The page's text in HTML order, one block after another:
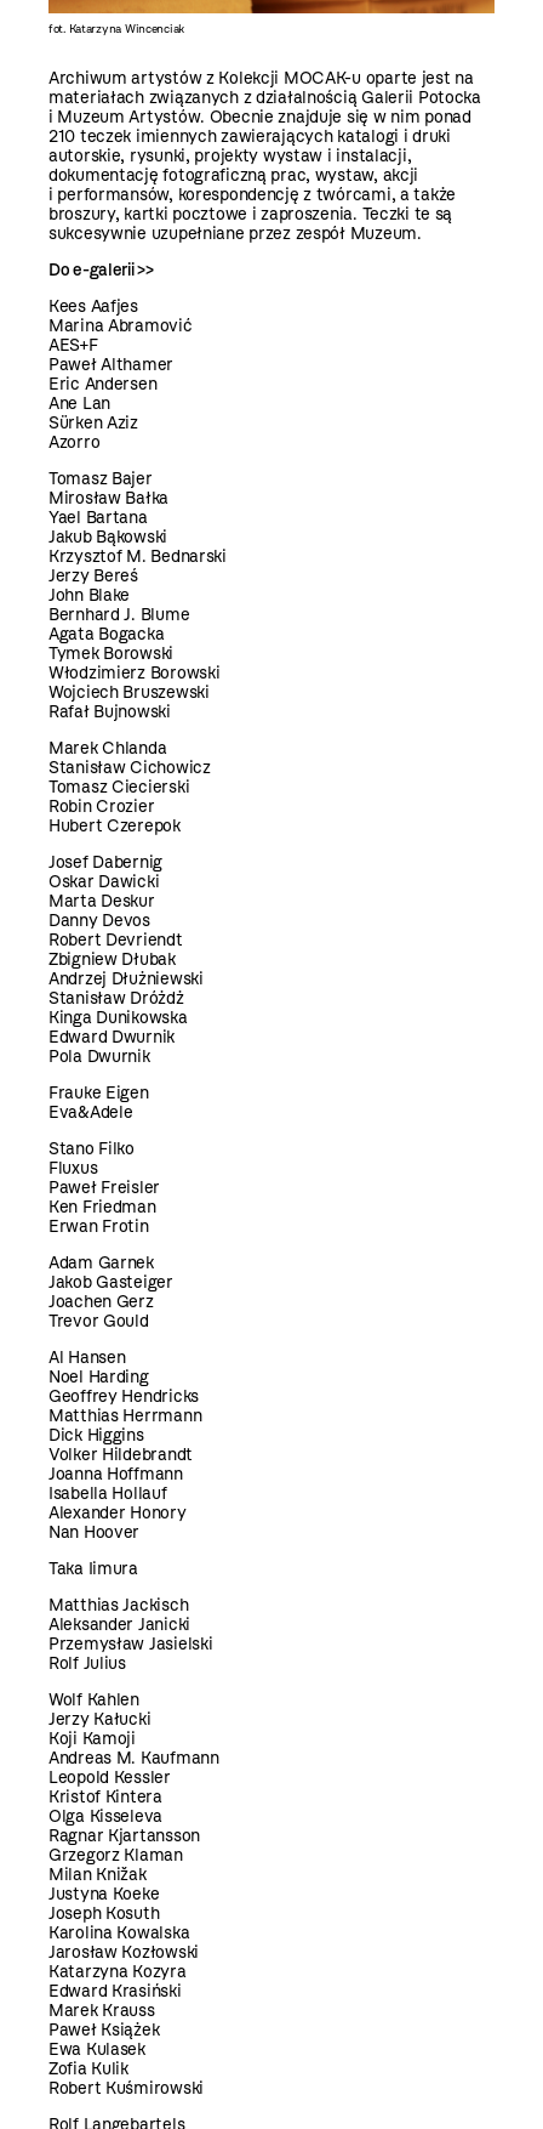
fot. Katarzyna Wincenciak
Archiwum artystów z Kolekcji MOCAK-u oparte jest na
materiałach związanych z działalnością Galerii Potocka
i Muzeum Artystów. Obecnie znajduje się w nim ponad
210 teczek imiennych zawierających katalogi i druki
autorskie, rysunki, projekty wystaw i instalacji,
dokumentację fotograficzną prac, wystaw, akcji
i performansów, korespondencję z twórcami, a także
broszury, kartki pocztowe i zaproszenia. Teczki te są
sukcesywnie uzupełniane przez zespół Muzeum.
Do e-galerii >>
Kees Aafjes
Marina Abramović
AES+F
Paweł Althamer
Eric Andersen
Ane Lan
Sürken Aziz
Azorro
Tomasz Bajer
Mirosław Bałka
Yael Bartana
Jakub Bąkowski
Krzysztof M. Bednarski
Jerzy Bereś
John Blake
Bernhard J. Blume
Agata Bogacka
Tymek Borowski
Włodzimierz Borowski
Wojciech Bruszewski
Rafał Bujnowski
Marek Chlanda
Stanisław Cichowicz
Tomasz Ciecierski
Robin Crozier
Hubert Czerepok
Josef Dabernig
Oskar Dawicki
Marta Deskur
Danny Devos
Robert Devriendt
Zbigniew Dłubak
Andrzej Dłużniewski
Stanisław Dróżdż
Kinga Dunikowska
Edward Dwurnik
Pola Dwurnik
Frauke Eigen
Eva&Adele
Stano Filko
Fluxus
Paweł Freisler
Ken Friedman
Erwan Frotin
Adam Garnek
Jakob Gasteiger
Joachen Gerz
Trevor Gould
Al Hansen
Noel Harding
Geoffrey Hendricks
Matthias Herrmann
Dick Higgins
Volker Hildebrandt
Joanna Hoffmann
Isabella Hollauf
Alexander Honory
Nan Hoover
Taka Iimura
Matthias Jackisch
Aleksander Janicki
Przemysław Jasielski
Rolf Julius
Wolf Kahlen
Jerzy Kałucki
Koji Kamoji
Andreas M. Kaufmann
Leopold Kessler
Kristof Kintera
Olga Kisseleva
Ragnar Kjartansson
Grzegorz Klaman
Milan Knižak
Justyna Koeke
Joseph Kosuth
Karolina Kowalska
Jarosław Kozłowski
Katarzyna Kozyra
Edward Krasiński
Marek Krauss
Paweł Książek
Ewa Kulasek
Zofia Kulik
Robert Kuśmirowski